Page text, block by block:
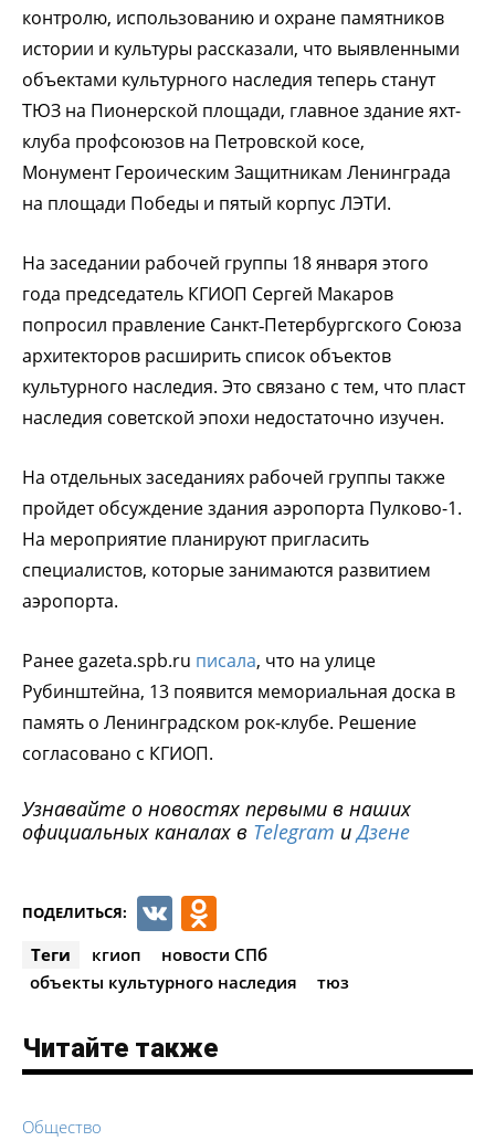
контролю, использованию и охране памятников
истории и культуры рассказали, что выявленными
объектами культурного наследия теперь станут
ТЮЗ на Пионерской площади, главное здание яхт-
клуба профсоюзов на Петровской косе,
Монумент Героическим Защитникам Ленинграда
на площади Победы и пятый корпус ЛЭТИ.
На заседании рабочей группы 18 января этого
года председатель КГИОП Сергей Макаров
попросил правление Санкт‑Петербургского Союза
архитекторов расширить список объектов
культурного наследия. Это связано с тем, что пласт
наследия советской эпохи недостаточно изучен.
На отдельных заседаниях рабочей группы также
пройдет обсуждение здания аэропорта Пулково-1.
На мероприятие планируют пригласить
специалистов, которые занимаются развитием
аэропорта.
Ранее gazeta.spb.ru писала, что на улице
Рубинштейна, 13 появится мемориальная доска в
память о Ленинградском рок-клубе. Решение
согласовано с КГИОП.
Узнавайте о новостях первыми в наших
официальных каналах в Telegram иДзене
ПОДЕЛИТЬСЯ: VK
Теги кгиоп
новости СПб
объекты культурного наследия
тюз
Читайте также
Общество